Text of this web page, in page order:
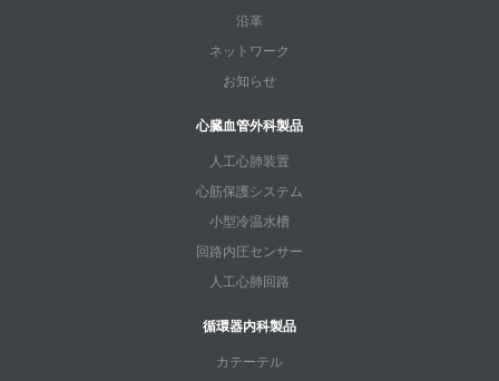
沿革
ネットワーク
お知らせ
心臓血管外科製品
人工心肺装置
心筋保護システム
小型冷温水槽
回路内圧センサー
人工心肺回路
循環器内科製品
カテーテル